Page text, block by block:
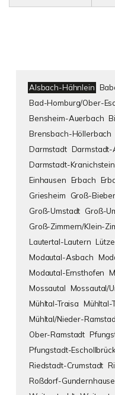
Alsbach-Hähnlein
Bad-Homburg/Ober-
Bensheim-Auerbach
Brensbach-Höllerbach
Darmstadt Darmstadt-
Darmstadt-Kranichstein
Einhausen Erbach
Griesheim
Groß-
Groß-Umstadt Groß-
Groß-Zimmern/Klein-
Lautertal-Lautern
Modautal-Asbach
Modautal-Ernsthofen
Mossautal Mossautal/
Mühltal-Traisa Mühltal-
Mühltal/Nieder-
Ober-Ramstadt
Pfungstadt-
Riedstadt-Crumstadt
Roßdorf-